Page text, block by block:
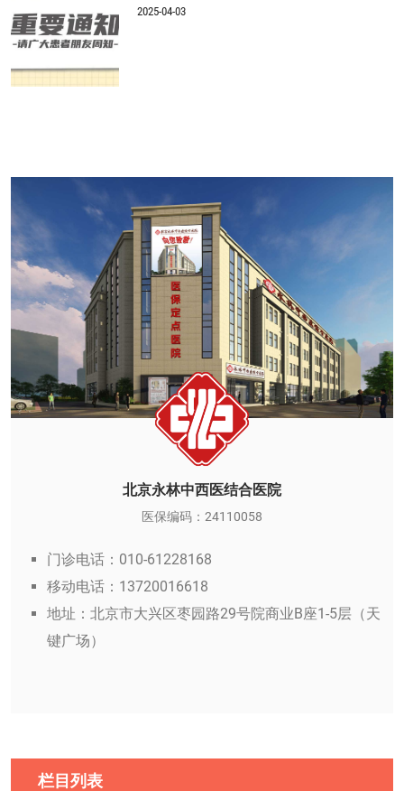
2025-04-03
北京永林中西医结合医院
医保编码：24110058
门诊电话：010-61228168
移动电话：13720016618
地址：北京市大兴区枣园路29号院商业B座1-5层（天
键广场）
栏目列表